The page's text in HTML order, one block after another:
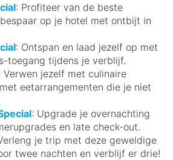
: Profiteer van de beste
op je hotel met ontbijt in
: Ontspan en laad jezelf op met
toegang tijdens je verblijf.
Verwen jezelf met culinaire
eetarrangementen die je niet
: Upgrade je overnachting
en late check-out.
je trip met deze geweldige
twee nachten en verblijf er drie!